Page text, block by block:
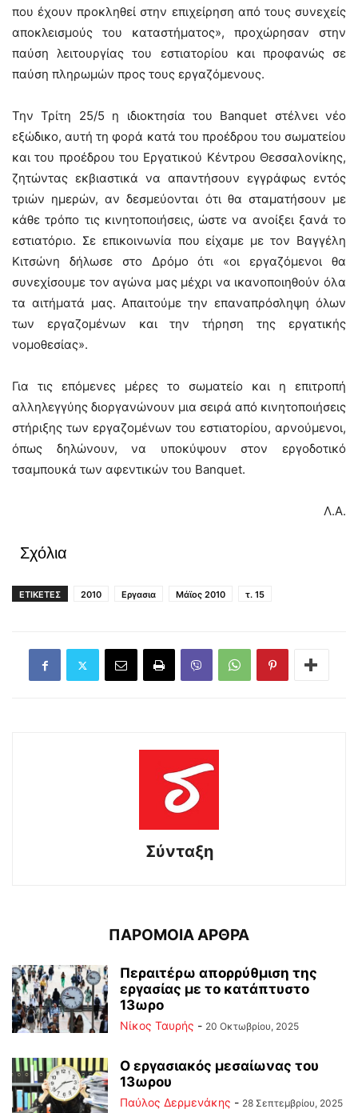
που έχουν προκληθεί στην επιχείρηση από τους συνεχείς
αποκλεισμούς του καταστήματος», προχώρησαν στην
παύση λειτουργίας του εστιατορίου και προφανώς σε
παύση πληρωμών προς τους εργαζόμενους.
Την Τρίτη 25/5 η ιδιοκτησία του Banquet στέλνει νέο
εξώδικο, αυτή τη φορά κατά του προέδρου του σωματείου
και του προέδρου του Εργατικού Κέντρου Θεσσαλονίκης,
ζητώντας εκβιαστικά να απαντήσουν εγγράφως εντός
τριών ημερών, αν δεσμεύονται ότι θα σταματήσουν με
κάθε τρόπο τις κινητοποιήσεις, ώστε να ανοίξει ξανά το
εστιατόριο. Σε επικοινωνία που είχαμε με τον Βαγγέλη
Κιτσώνη δήλωσε στο Δρόμο ότι «οι εργαζόμενοι θα
συνεχίσουμε τον αγώνα μας μέχρι να ικανοποιηθούν όλα
τα αιτήματά μας. Απαιτούμε την επαναπρόσληψη όλων
των εργαζομένων και την τήρηση της εργατικής
νομοθεσίας».
Για τις επόμενες μέρες το σωματείο και η επιτροπή
αλληλεγγύης διοργανώνουν μια σειρά από κινητοποιήσεις
στήριξης των εργαζομένων του εστιατορίου, αρνούμενοι,
όπως δηλώνουν, να υποκύψουν στον εργοδοτικό
τσαμπουκά των αφεντικών του Banquet.
Λ.Α.
Σχόλια
ΕΤΙΚΕΤΕΣ 2010 Εργασια Μάϊος 2010 τ. 15
Σύνταξη
ΠΑΡΟΜΟΙΑ ΑΡΘΡΑ
Περαιτέρω απορρύθμιση της
εργασίας με το κατάπτυστο
13ωρο
Νίκος Ταυρής - 20 Οκτωβρίου, 2025
Ο εργασιακός μεσαίωνας του
13ωρου
Παύλος Δερμενάκης - 28 Σεπτεμβρίου, 2025